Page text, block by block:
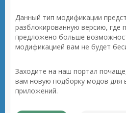
Данный тип модификации
разблокированную версию, где
предложено больше
модификацией вам не будет
Заходите на наш портал
вам новую подборку модов для
приложений.